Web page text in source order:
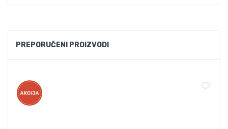
PREPORUČENI PROIZVODI